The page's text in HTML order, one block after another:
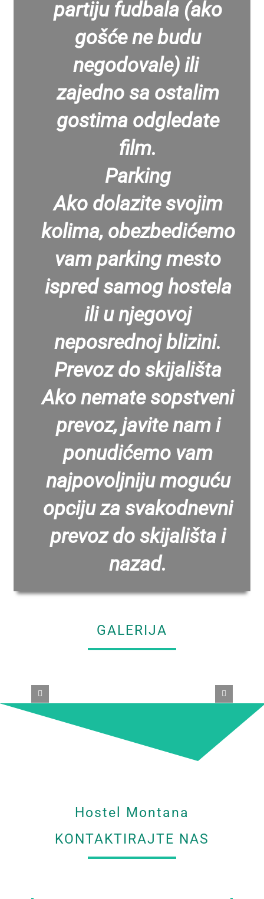
partiju fudbala (ako
gošće ne budu
negodovale) ili
zajedno sa ostalim
gostima odgledate
film.
Parking
Ako dolazite svojim
kolima, obezbedićemo
vam parking mesto
ispred samog hostela
ili u njegovoj
neposrednoj blizini.
Prevoz do skijališta
Ako nemate sopstveni
prevoz, javite nam i
ponudićemo vam
najpovoljniju moguću
opciju za svakodnevni
prevoz do skijališta i
nazad.
GALERIJA
Hostel Montana
KONTAKTIRAJTE NAS